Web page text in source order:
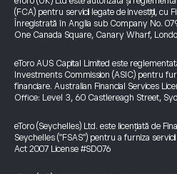
(FCA) pentru servicii legate de investiții,
Înregistrată în Anglia sub Company No.
One Canada Square, Canary Wharf,
eToro AUS Capital Limited este
Investments Commission (ASIC) pentru
financiare. Australian Financial Services
Office: Level 3, 60 Castlereagh Street,
eToro (Seychelles) Ltd. este licențiată de
Seychelles ("FSAS") pentru a furniza
Act 2007 License #SD076